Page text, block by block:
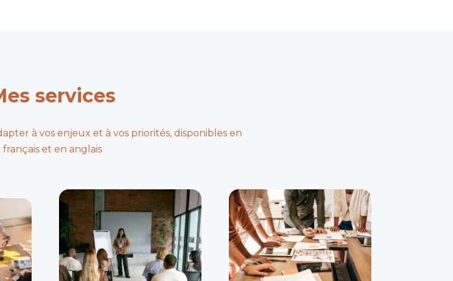
services
à vos enjeux et à vos priorités, disponibles en
français et en anglais